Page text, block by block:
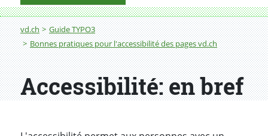
Fil d'Ariane
vd.ch
Guide TYPO3
Bonnes pratiques pour l'accessibilité des pages vd.ch
Accessibilité: en bref
Accessibilité: en bref